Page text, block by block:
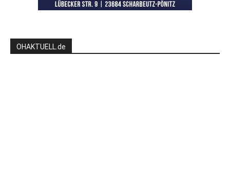
OHAKTUELL.de